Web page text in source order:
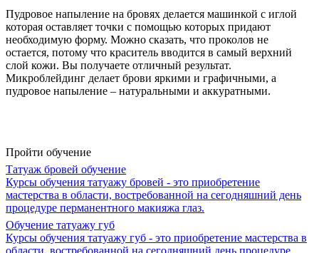
Пудровое напыление на бровях делается машинкой с иглой
которая оставляет точки с помощью которых придают
необходимую форму. Можно сказать, что проколов не
остается, потому что краситель вводится в самый верхний
слой кожи. Вы получаете отличный результат.
Микроблейдинг делает брови яркими и графичными, а
пудровое напыление – натуральными и аккуратными.
Пройти обучение
Татуаж бровей обучение
Курсы обучения татуажу бровей - это приобретение
мастерства в области, востребованной на сегодняшний день
процедуре перманентного макияжа глаз.
Обучение татуажу губ
Курсы обучения татуажу губ - это приобретение мастерства в